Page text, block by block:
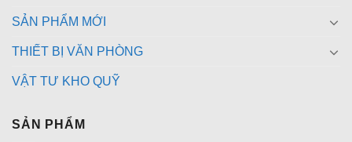
SẢN PHẨM MỚI
THIẾT BỊ VĂN PHÒNG
VẬT TƯ KHO QUỸ
SẢN PHẨM